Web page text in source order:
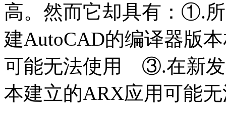
高。然而它却具有：①.
建AutoCAD的编译器版
可能无法使用 ③.在新发
本建立的ARX应用可能